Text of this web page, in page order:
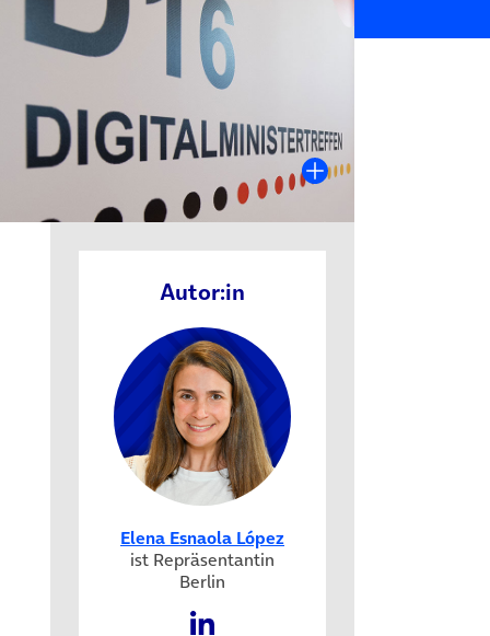
Autor:in
Elena Esnaola López
ist Repräsentantin
Berlin